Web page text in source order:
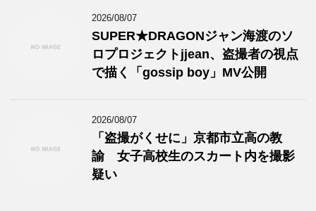
2026/08/07
SUPER★DRAGONジャン海渡のソ
ロプロジェクトjjean、盗撮者の視点
で描く「gossip boy」MV公開
2026/08/07
「盗撮がくせに」京都市立高の教
諭 女子高校生のスカート内を撮影
疑い